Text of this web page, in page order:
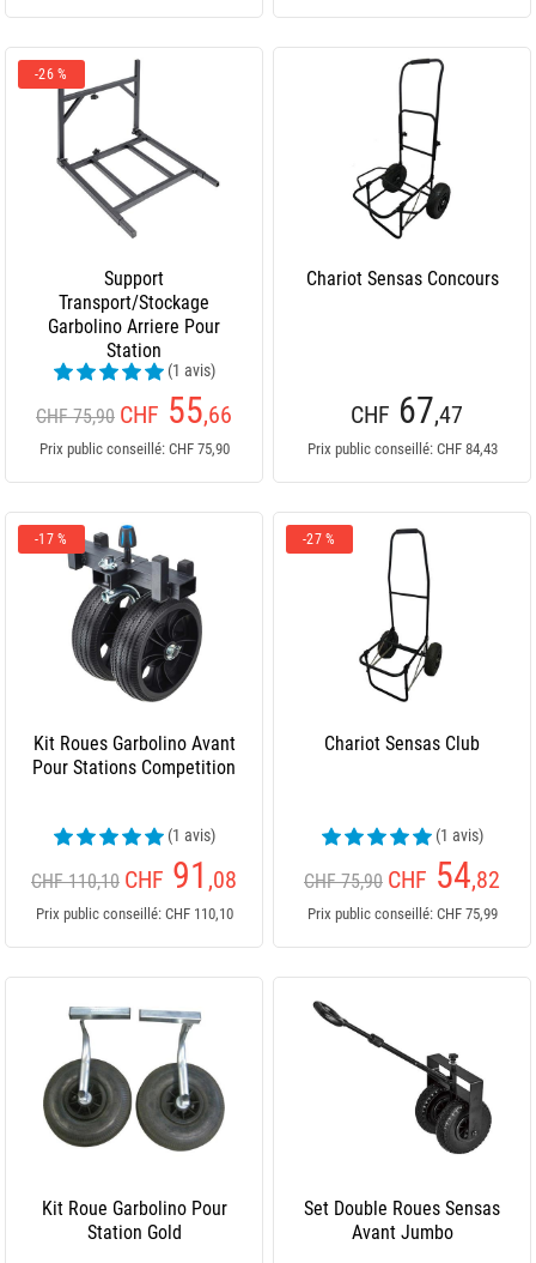
-26 %
Support
Transport/Stockage
Garbolino Arriere Pour
Station
(1 avis)
CHF 75,90 CHF 55,66
Prix public conseillé: CHF 75,90
Chariot Sensas Concours
CHF 67,47
Prix public conseillé: CHF 84,43
-17 %
Kit Roues Garbolino Avant
Pour Stations Competition
(1 avis)
CHF 110,10 CHF 91 ,08
Prix public conseillé: CHF 110,10
-27 %
Chariot Sensas Club
(1 avis)
CHF 75,90 CHF 54,82
Prix public conseillé: CHF 75,99
Kit Roue Garbolino Pour
Station Gold
Set Double Roues Sensas
Avant Jumbo